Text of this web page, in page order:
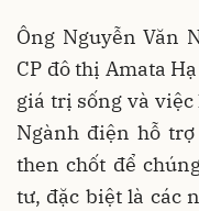
Ông Nguyễn Văn
CP đô thị Amata
giá trị sống và
Ngành điện hỗ
then chốt để
tư, đặc biệt là các